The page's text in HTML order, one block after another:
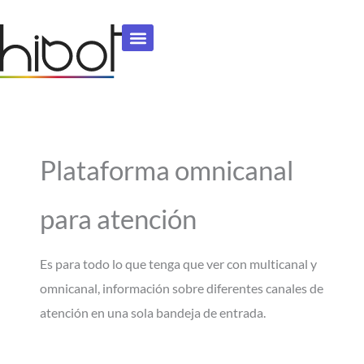
contenido
Plataforma omnicanal
para atención
Es para todo lo que tenga que ver con multicanal y
omnicanal, información sobre diferentes canales de
atención en una sola bandeja de entrada.